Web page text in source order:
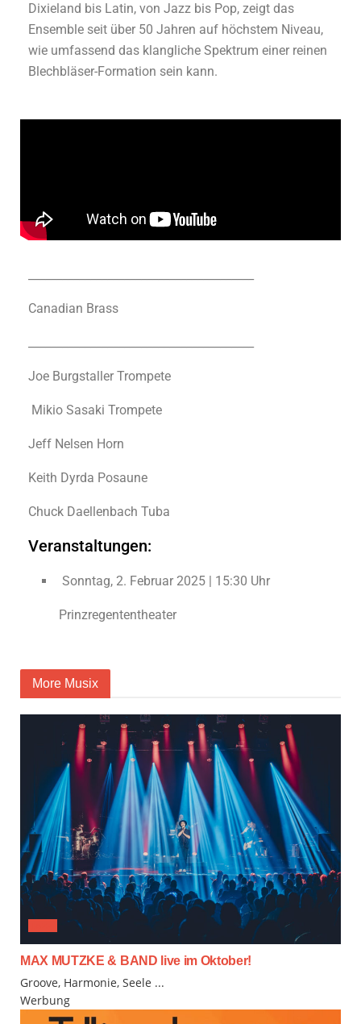
Dixieland bis Latin, von Jazz bis Pop, zeigt das
Ensemble seit über 50 Jahren auf höchstem Niveau,
wie umfassend das klangliche Spektrum einer reinen
Blechbläser-Formation sein kann.
Canadian Brass
Joe Burgstaller Trompete
Mikio Sasaki Trompete
Jeff Nelsen Horn
Keith Dyrda Posaune
Chuck Daellenbach Tuba
Veranstaltungen:
Sonntag, 2. Februar 2025 | 15:30 Uhr
Prinzregententheater
More Musix
MAX MUTZKE & BAND live im Oktober!
Groove, Harmonie, Seele ...
Werbung